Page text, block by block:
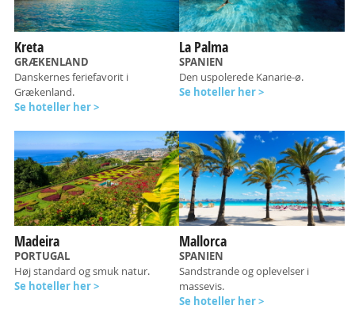
Kreta
GRÆKENLAND
Danskernes feriefavorit i
Grækenland.
Se hoteller her >
La Palma
SPANIEN
Den uspolerede Kanarie-ø.
Se hoteller her >
Madeira
PORTUGAL
Høj standard og smuk natur.
Se hoteller her >
Mallorca
SPANIEN
Sandstrande og oplevelser i
massevis.
Se hoteller her >